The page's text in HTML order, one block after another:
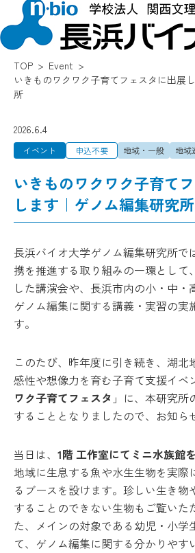
TOP
Event
いきものワクワク子育てフェスタに出展
所
2026.6.4
イベント 申込不要 地域・一般 地域
いきものワクワク子育て
します｜ゲノム編集研究所
長浜バイオ大学ゲノム編集研究所で
携を推進する取り組みの一環として
した講演会や、長浜市内の小・中・
ゲノム編集に関する講義・実習の実
す。
このたび、昨年度に引き続き、湖北
感性や想像力を育む子育て支援イベ
ワク子育てフェスタ 」に、本研究所
することとなりましたので、お知ら
当日は、 1階 工作室にてミニ水族館
地域に生息する魚や水生生物を実際
るブースを設けます。珍しい生き物
することのできない生物もご覧いた
た、メインの対象である幼児・小学
て、ゲノム編集に関する分かりやす